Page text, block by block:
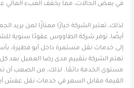
في بعض الحالات، مما يخفف العبء المالي
لذلك، تعتبر الشركة خيارًا ممتازًا لمن يريد
أيضًا، توفر شركة الطاووس عقودًا سنوية
إلى خدمات نقل مستمرة داخل أبو فطيرة،
تهتم الشركة بتقييم مدى رضا العميل بعد
مستوى الخدمة دائمًا. لذلك، من الصعب أن
القيمة مقابل السعر في خدمات نقل عفش